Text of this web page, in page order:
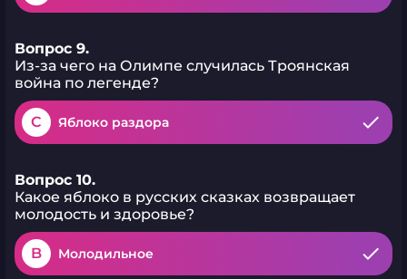
Вопрос 9.
Из-за чего на Олимпе случилась Троянская
война по легенде?
C Яблоко раздора
Вопрос 10.
Какое яблоко в русских сказках возвращает
молодость и здоровье?
B Молодильное